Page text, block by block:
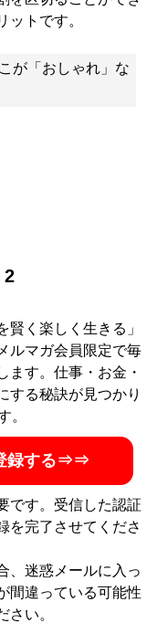
ットです。
が「おしゃれ」な
2語化して発信中。
ト@kajikissa
賢く楽しく生きる」
ルマガ会員限定で毎
ます。仕事・お金・
る秘訣が見つかり
。
録する⇒⇒
です。受信した認証
を完了させてくださ
、迷惑メールに入っ
間違っている可能性
さい。